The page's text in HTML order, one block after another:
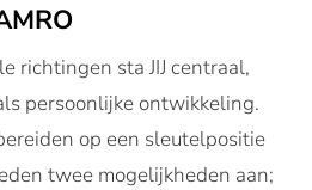
richtingen sta JIJ centraal,
persoonlijke ontwikkeling.
op een sleutelpositie
twee mogelijkheden aan;